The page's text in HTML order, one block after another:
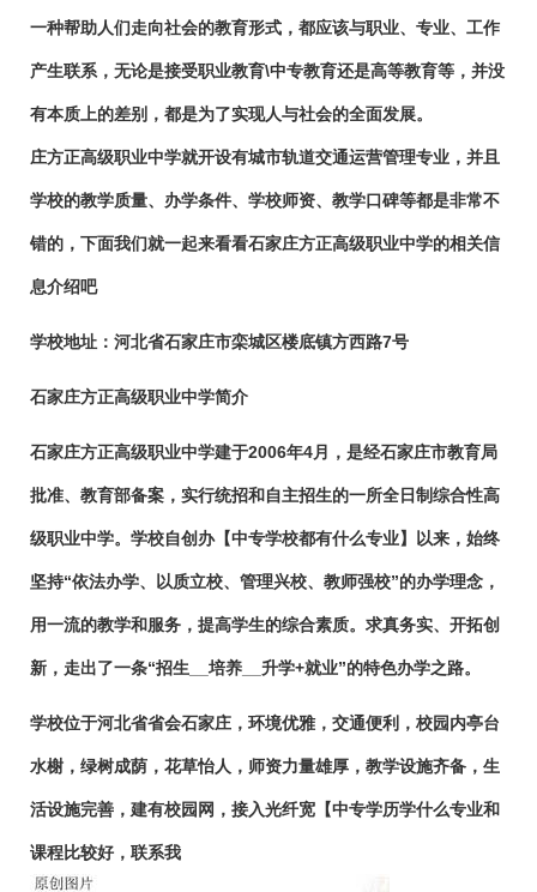
一种帮助人们走向社会的教育形式，都应该与职业、专业、工作
产生联系，无论是接受职业教育\中专教育还是高等教育等，并没
有本质上的差别，都是为了实现人与社会的全面发展。
庄方正高级职业中学就开设有城市轨道交通运营管理专业，并且
学校的教学质量、办学条件、学校师资、教学口碑等都是非常不
错的，下面我们就一起来看看石家庄方正高级职业中学的相关信
息介绍吧
学校地址 ：河北省石家庄市栾城区楼底镇方西路7号
石家庄方正高级职业中学简介
石家庄方正高级职业中学建于2006年4月，是经石家庄市教育局
批准、教育部备案，实行统招和自主招生的一所全日制综合性高
级职业中学。学校自创办【中专学校都有什么专业】以来，始终
坚持“依法办学、以质立校、管理兴校、教师强校”的办学理念，
用一流的教学和服务，提高学生的综合素质。求真务实、开拓创
新，走出了一条“招生__培养__升学+就业”的特色办学之路。
学校位于河北省省会石家庄，环境优雅，交通便利，校园内亭台
水榭，绿树成荫，花草怡人，师资力量雄厚，教学设施齐备，生
活设施完善，建有校园网，接入光纤宽【中专学历学什么专业和
课程比较好，联系我